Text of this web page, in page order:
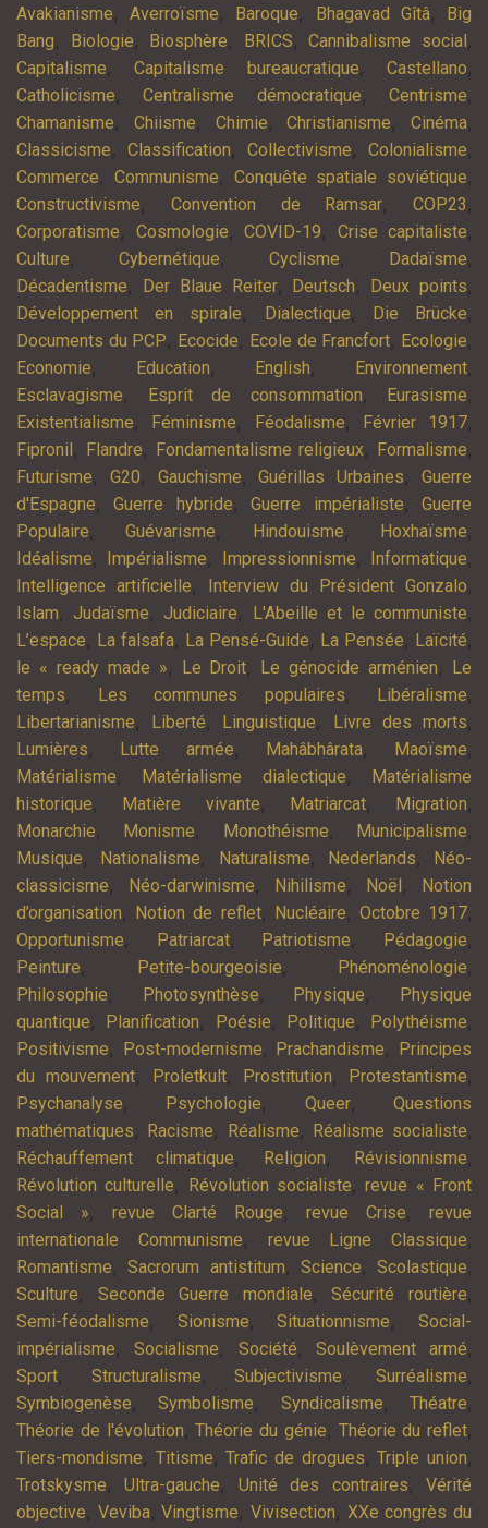
Avakianisme,Averroïsme, Baroque, Bhagavad Gîtâ,
Big
Bang, Biologie, Biosphère, BRICS,Cannibalisme social ,
Capitalisme,Capitalisme bureaucratique,Castellano,
Catholicisme,Centralisme démocratique,Centrisme,
Chamanisme, Chiisme, Chimie,Christianisme, Cinéma,
Classicisme, Classification, Collectivisme, Colonialisme,
Commerce, Communisme, Conquête spatiale soviétique,
Constructivisme, Convention de Ramsar, COP23 ,
Corporatisme, Cosmologie, COVID-19, Crise capitaliste,
Culture, Cybernétique, Cyclisme, Dadaïsme,
Décadentisme, Der Blaue Reiter, Deutsch, Deux points,
Développement en spirale, Dialectique, Die Brücke,
Documents du PCP, Ecocide, Ecole de Francfort, Ecologie,
Economie, Education, English, Environnement,
Esclavagisme, Esprit de consommation, Eurasisme,
Existentialisme, Féminisme, Féodalisme, Février 1917,
Fipronil , Flandre, Fondamentalisme religieux, Formalisme,
Futurisme, G20, Gauchisme,Guérillas Urbaines,Guerre
d'Espagne,Guerre hybride,Guerre impérialiste,Guerre
Populaire,Guévarisme, Hindouisme, Hoxhaïsme,
Idéalisme, Impérialisme, Impressionnisme, Informatique,
Intelligence artificielle, Interview du Président Gonzalo,
Islam, Judaïsme, Judiciaire, L'Abeille et le communiste,
L’espace, La falsafa, La Pensé-Guide, La Pensée, Laïcité,
le « ready made », Le Droit, Le génocide arménien,
Le
temps, Les communes populaires, Libéralisme,
Libertarianisme, Liberté, Linguistique, Livre des morts,
Lumières, Lutte armée, Mahâbhârata, Maoïsme,
Matérialisme, Matérialisme dialectique,
Matérialisme
historique, Matière vivante, Matriarcat, Migration,
Monarchie, Monisme, Monothéisme, Municipalisme,
Musique, Nationalisme, Naturalisme, Nederlands,
Néo-
classicisme, Néo-darwinisme, Nihilisme, Noël ,
Notion
d’organisation, Notion de reflet, Nucléaire, Octobre 1917,
Opportunisme, Patriarcat, Patriotisme, Pédagogie,
Peinture, Petite-bourgeoisie, Phénoménologie,
Philosophie, Photosynthèse, Physique,
Physique
quantique, Planification, Poésie, Politique, Polythéisme,
Positivisme, Post-modernisme, Prachandisme,
Principes
du mouvement, Proletkult, Prostitution, Protestantisme,
Psychanalyse, Psychologie, Queer,Questions
mathématiques, Racisme, Réalisme, Réalisme socialiste,
Réchauffement climatique, Religion, Révisionnisme,
Révolution culturelle, Révolution socialiste,revue « Front
Social », revue Clarté Rouge, revue Crise, revue
internationale Communisme, revue Ligne Classique,
Romantisme,Sacrorum antistitum, Science, Scolastique,
Sculture, Seconde Guerre mondiale,Sécurité routière,
Semi-féodalisme, Sionisme,Situationnisme,Social-
impérialisme,Socialisme, Société, Soulèvement armé,
Sport, Structuralisme,Subjectivisme,Surréalisme,
Symbiogenèse,Symbolisme, Syndicalisme,Théatre,
Théorie de l'évolution,Théorie du génie, Théorie du reflet,
Tiers-mondisme, Titisme,Trafic de drogues,Triple union,
Trotskysme,Ultra-gauche, Unité des contraires,Vérité
objective, Veviba,Vingtisme,Vivisection, XXe congrès du